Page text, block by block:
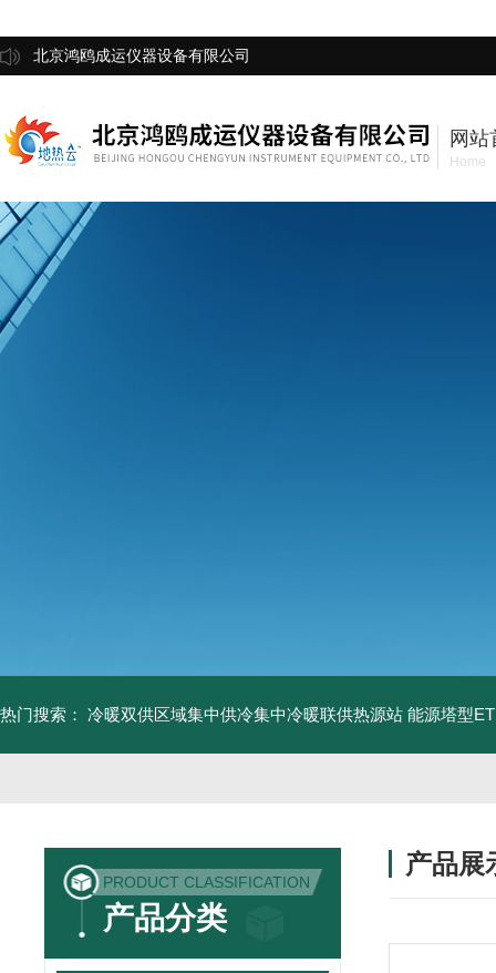
北京鸿鸥成运仪器设备有限公司
网站
Home
热门搜索： 冷暖双供区域集中供冷集中冷暖联供热源站 能源塔型
PRODUCT CLASSIFICATION
产品分类
产品展